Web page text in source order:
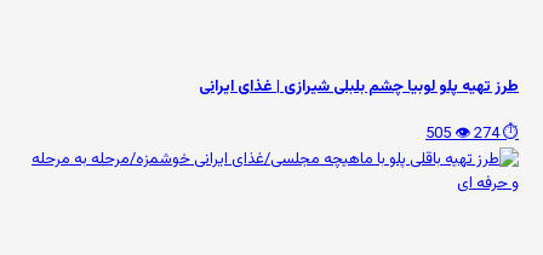
طرز تهیه پلو لوبیا چشم بلبلی شیرازی | غذای ایرانی
⏱️ 274
👁️ 505